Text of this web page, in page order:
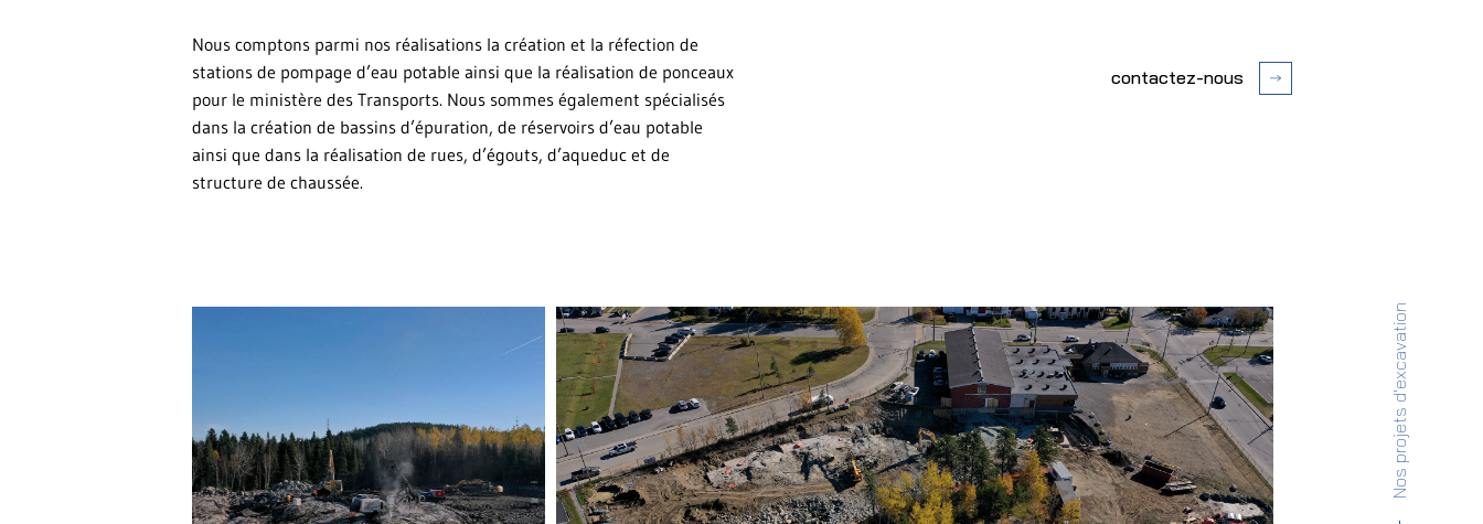
Nous comptons parmi nos réalisations la création et la réfection de
stations de pompage d’eau potable ainsi que la réalisation de ponceaux
pour le ministère des Transports. Nous sommes également spécialisés
dans la création de bassins d’épuration, de réservoirs d’eau potable
ainsi que dans la réalisation de rues, d’égouts, d’aqueduc et de
structure de chaussée.
contactez-nous
Nos projets d'excavation